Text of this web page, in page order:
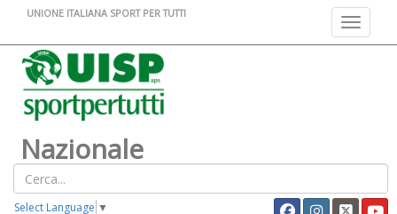
Toggle
UNIONE ITALIANA SPORT PER TUTTI
Nazionale
Select Language ▼